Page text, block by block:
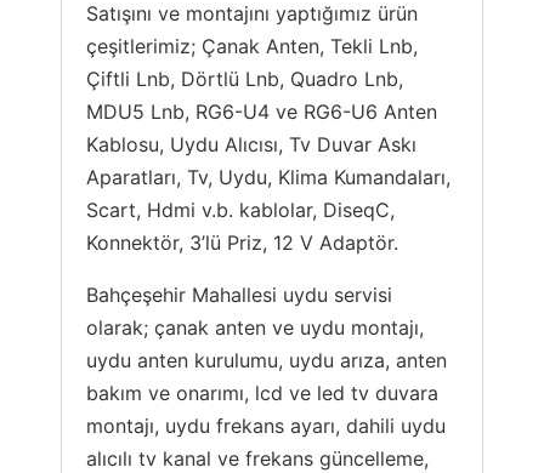
Satışını ve montajını yaptığımız ürün
çeşitlerimiz; Çanak Anten, Tekli Lnb,
Çiftli Lnb, Dörtlü Lnb, Quadro Lnb,
MDU5 Lnb, RG6-U4 ve RG6-U6 Anten
Kablosu, Uydu Alıcısı, Tv Duvar Askı
Aparatları, Tv, Uydu, Klima Kumandaları,
Scart, Hdmi v.b. kablolar, DiseqC,
Konnektör, 3’lü Priz, 12 V Adaptör.
Bahçeşehir Mahallesi uydu servisi
olarak; çanak anten ve uydu montajı,
uydu anten kurulumu, uydu arıza, anten
bakım ve onarımı, lcd ve led tv duvara
montajı, uydu frekans ayarı, dahili uydu
alıcılı tv kanal ve frekans güncelleme,